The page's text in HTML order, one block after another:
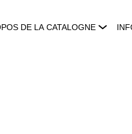
DE LA CATALOGNE